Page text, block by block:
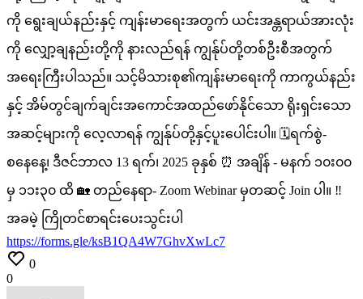
ကို ရွေးချယ်နည်းနှင့် ကျန်းမာရေးအတွက် ယင်းအန္တရာယ်အားလုံး
ကို လျှော့ချနည်းတို့ကို နားလည်ရန် ကျွန်ုပ်တို့တစ်ဦးစီအတွက်
အရေးကြီးပါသည်။ သင့်မိသားစု၏ကျန်းမာရေးကို ကာကွယ်နည်း
နှင့် အိမ်တွင်ချက်ချင်းအကောင်အထည်ဖော်နိုင်သော ရိုးရှင်းသော
အဆင့်များကို လေ့လာရန် ကျွန်ုပ်တို့နှင့်ပူးပေါင်းပါ။ 🗓️ရက်စွဲ-
စနေနေ့၊ ဒီဇင်ဘာလ 13 ရက်၊ 2025 ခုနှစ် ⏰ အချိန် - မနက် ၁၀း၀၀
မှ ၁၁း၃၀ ထိ 🏡 တည်နေရာ- Zoom Webinar မှတဆင့် Join ပါ။ ‼️
အခမဲ့ ကြိုတင်စာရင်းပေးသွင်းပါ
https://forms.gle/ksB1QA4W7GhvXwLc7
0
0